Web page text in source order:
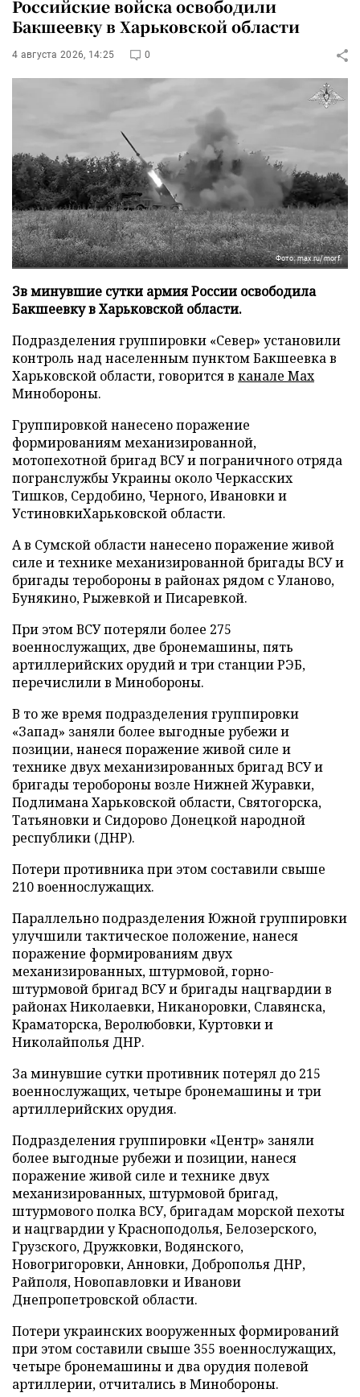
Российские войска освободили
Бакшеевку в Харьковской области
4 августа 2026, 14:25 0
Фото: max.ru/morf
Зв минувшие сутки армия России освободила
Бакшеевку в Харьковской области.
Подразделения группировки «Север» установили
контроль над населенным пунктом Бакшеевка в
Харьковской области, говорится в канале Max
Минобороны.
Группировкой нанесено поражение
формированиям механизированной,
мотопехотной бригад ВСУ и пограничного отряда
погранслужбы Украины около Черкасских
Тишков, Сердобино, Черного, Ивановки и
УстиновкиХарьковской области.
А в Сумской области нанесено поражение живой
силе и технике механизированной бригады ВСУ и
бригады теробороны в районах рядом с Уланово,
Бунякино, Рыжевкой и Писаревкой.
При этом ВСУ потеряли более 275
военнослужащих, две бронемашины, пять
артиллерийских орудий и три станции РЭБ,
перечислили в Минобороны.
В то же время подразделения группировки
«Запад» заняли более выгодные рубежи и
позиции, нанеся поражение живой силе и
технике двух механизированных бригад ВСУ и
бригады теробороны возле Нижней Журавки,
Подлимана Харьковской области, Святогорска,
Татьяновки и Сидорово Донецкой народной
республики (ДНР).
Потери противника при этом составили свыше
210 военнослужащих.
Параллельно подразделения Южной группировки
улучшили тактическое положение, нанеся
поражение формированиям двух
механизированных, штурмовой, горно-
штурмовой бригад ВСУ и бригады нацгвардии в
районах Николаевки, Никаноровки, Славянска,
Краматорска, Веролюбовки, Куртовки и
Николайполья ДНР.
За минувшие сутки противник потерял до 215
военнослужащих, четыре бронемашины и три
артиллерийских орудия.
Подразделения группировки «Центр» заняли
более выгодные рубежи и позиции, нанеся
поражение живой силе и технике двух
механизированных, штурмовой бригад,
штурмового полка ВСУ, бригадам морской пехоты
и нацгвардии у Красноподолья, Белозерского,
Грузского, Дружковки, Водянского,
Новогригоровки, Анновки, Доброполья ДНР,
Райполя, Новопавловки и Иванови
Днепропетровской области.
Потери украинских вооруженных формирований
при этом составили свыше 355 военнослужащих,
четыре бронемашины и два орудия полевой
артиллерии, отчитались в Минобороны.